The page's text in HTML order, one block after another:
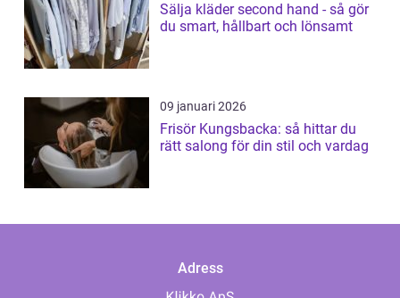
Sälja kläder second hand - så gör
du smart, hållbart och lönsamt
09 januari 2026
Frisör Kungsbacka: så hittar du
rätt salong för din stil och vardag
Adress